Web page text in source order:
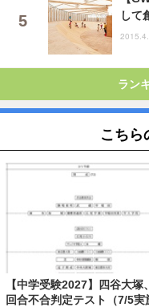
して
ラン
こちら
【中学受験2027】四谷大塚
回合不合判定テスト（7/5実